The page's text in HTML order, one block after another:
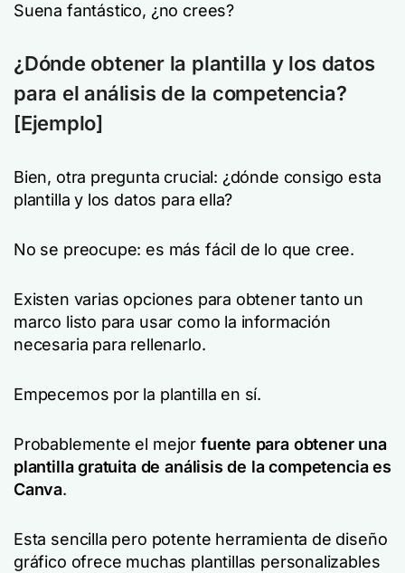
Suena fantástico, ¿no crees?
¿Dónde obtener la plantilla y los datos
para el análisis de la competencia?
[Ejemplo]
Bien, otra pregunta crucial: ¿dónde consigo esta
plantilla y los datos para ella?
No se preocupe: es más fácil de lo que cree.
Existen varias opciones para obtener tanto un
marco listo para usar como la información
necesaria para rellenarlo.
Empecemos por la plantilla en sí.
Probablemente el mejor fuente para obtener una
plantilla gratuita de análisis de la competencia es
Canva.
Esta sencilla pero potente herramienta de diseño
gráfico ofrece muchas plantillas personalizables